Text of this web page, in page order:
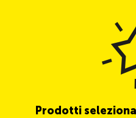
Prodotti